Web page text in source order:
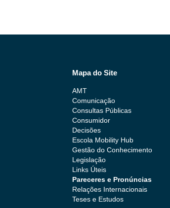
Mapa do Site
AMT
Comunicação
Consultas Públicas
Consumidor
Decisões
Escola Mobility Hub
Gestão do Conhecimento
Legislação
Links Úteis
Pareceres e Pronúncias
Relações Internacionais
Teses e Estudos